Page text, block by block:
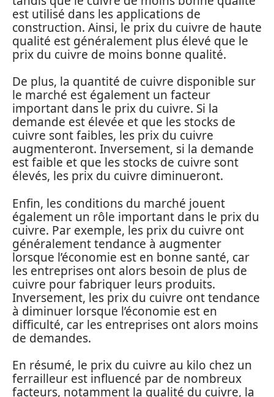
est utilisé dans les applications de
construction. Ainsi, le prix du cuivre de haute
qualité est généralement plus élevé que le
prix du cuivre de moins bonne qualité.
De plus, la quantité de cuivre disponible sur
le marché est également un facteur
important dans le prix du cuivre. Si la
demande est élevée et que les stocks de
cuivre sont faibles, les prix du cuivre
augmenteront. Inversement, si la demande
est faible et que les stocks de cuivre sont
élevés, les prix du cuivre diminueront.
Enfin, les conditions du marché jouent
également un rôle important dans le prix du
cuivre. Par exemple, les prix du cuivre ont
généralement tendance à augmenter
lorsque l’économie est en bonne santé, car
les entreprises ont alors besoin de plus de
cuivre pour fabriquer leurs produits.
Inversement, les prix du cuivre ont tendance
à diminuer lorsque l’économie est en
difficulté, car les entreprises ont alors moins
de demandes.
En résumé, le prix du cuivre au kilo chez un
ferrailleur est influencé par de nombreux
facteurs, notamment la qualité du cuivre, la